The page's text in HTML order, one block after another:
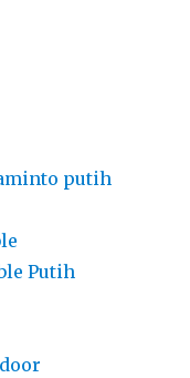
putih
Putih